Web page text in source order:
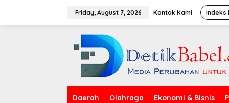
Friday, August 7, 2026 Kontak Kami Indeks
Daerah Olahraga Ekonomi & Bisnis